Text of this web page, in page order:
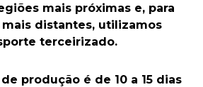
mais próximas e, para
distantes, utilizamos
terceirizado.
produção é de 10 a 15 dias